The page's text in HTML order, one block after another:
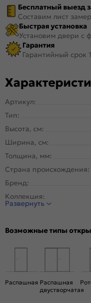
Бесплатный выезд
Составим лист
Быстрая установка
Установим двери с
Гарантия
Гарантийный срок
Артикул:
Тип:
Высота, см:
Ширина, см:
Толщина, мм:
Страна происхождения:
Бренд:
Коллекция:
Стиль:
Конструкция двери:
Развернуть
Возможные типы
Распашная Распашная
двустворчатая